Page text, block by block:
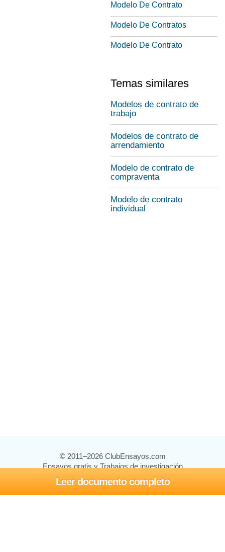
Leer documento completo
Modelo De Contrato
Modelo De Contratos
Modelo De Contrato
Temas similares
Modelos de contrato de
trabajo
Modelos de contrato de
arrendamiento
Modelo de contrato de
compraventa
Modelo de contrato
individual
© 2011–2026 ClubEnsayos.com
Ensayos gratis y Trabajos de investigación